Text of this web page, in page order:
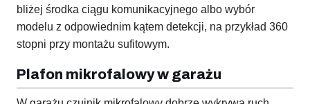
bliżej środka ciągu komunikacyjnego albo wybór
modelu z odpowiednim kątem detekcji, na przykład 360
stopni przy montażu sufitowym.
Plafon mikrofalowy w garażu